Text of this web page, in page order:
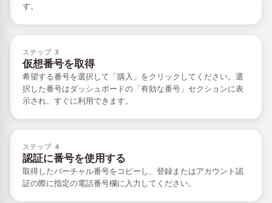
す。
ステップ 3
仮想番号を取得
希望する番号を選択して「購入」をクリックしてください。選
択した番号はダッシュボードの「有効な番号」セクションに表
示され、すぐに利用できます。
ステップ 4
認証に番号を使用する
取得したバーチャル番号をコピーし、登録またはアカウント認
証の際に指定の電話番号欄に入力してください。